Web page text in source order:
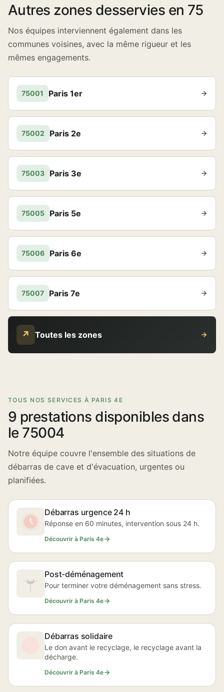
Autres zones desservies en 75
Nos équipes interviennent également dans les
communes voisines, avec la même rigueur et les
mêmes engagements.
75001 Paris 1er
75002 Paris 2e
75003 Paris 3e
75005 Paris 5e
75006 Paris 6e
75007 Paris 7e
↗ Toutes les zones
TOUS NOS SERVICES À PARIS 4E
9 prestations disponibles dans
le 75004
Notre équipe couvre l'ensemble des situations de
débarras de cave et d'évacuation, urgentes ou
planifiées.
Débarras urgence 24 h
Réponse en 60 minutes, intervention sous 24 h.
Découvrir à Paris 4e
Post-déménagement
Pour terminer votre déménagement sans stress.
Découvrir à Paris 4e
Débarras solidaire
Le don avant le recyclage, le recyclage avant la
décharge.
Découvrir à Paris 4e